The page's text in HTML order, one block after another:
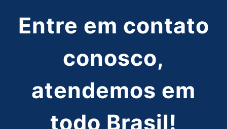
Entre em contato
conosco,
atendemos em
todo Brasil!